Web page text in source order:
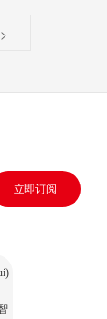
>
立即订阅